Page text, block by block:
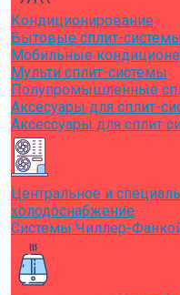
Кондиционирование
Бытовые сплит-
Мобильные
Мульти сплит-системы
Полупромышленные
Аксесуары для сплит-
Аксессуары для сплит
Центральное и
холодоснабжение
Системы Чиллер-